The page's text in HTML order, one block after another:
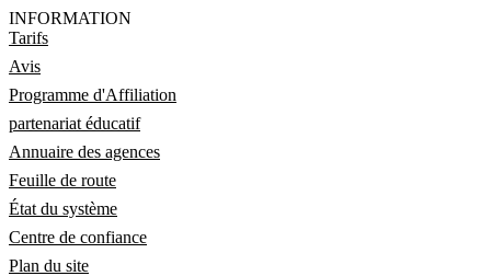
INFORMATION
Tarifs
Avis
Programme d'Affiliation
partenariat éducatif
Annuaire des agences
Feuille de route
État du système
Centre de confiance
Plan du site